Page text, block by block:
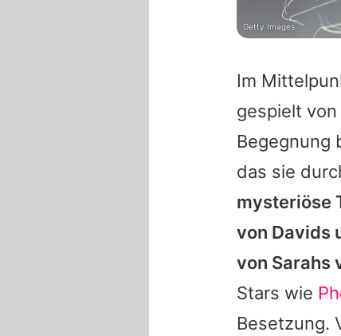
Im
gespielt
Begegnung
das sie
mysteriöse
von Davids
von Sarahs
Stars wie
Besetzung.
Getty Images